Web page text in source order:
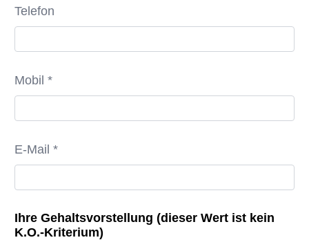
Telefon
Mobil *
E-Mail *
Ihre Gehaltsvorstellung (dieser Wert ist kein
K.O.-Kriterium)